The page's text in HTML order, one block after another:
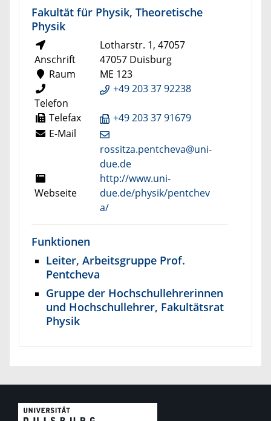
Fakultät für Physik, Theoretische
Physik
Anschrift
Lotharstr. 1, 47057
47057 Duisburg
Raum
ME 123
Telefon
+49 203 37 92238
Telefax
+49 203 37 91679
E-Mail
rossitza.pentcheva@uni-
due.de
Webseite
http://www.uni-
due.de/physik/pentchev
a/
Funktionen
Leiter, Arbeitsgruppe Prof.
Pentcheva
Gruppe der Hochschullehrerinnen
und Hochschullehrer, Fakultätsrat
Physik